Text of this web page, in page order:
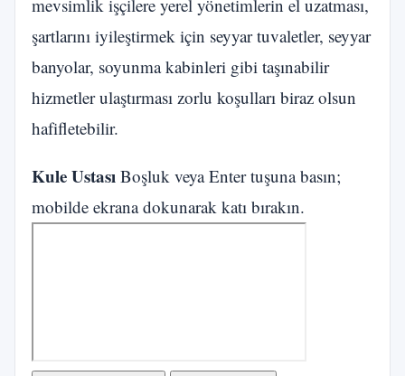
mevsimlik işçilere yerel yönetimlerin el uzatması,
şartlarını iyileştirmek için seyyar tuvaletler, seyyar
banyolar, soyunma kabinleri gibi taşınabilir
hizmetler ulaştırması zorlu koşulları biraz olsun
hafifletebilir.
Kule Ustası Boşluk veya Enter tuşuna basın;
mobilde ekrana dokunarak katı bırakın.